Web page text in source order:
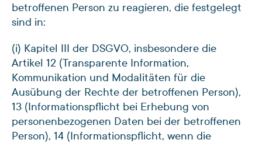
betroffenen Person zu reagieren, die festgelegt
sind in:
(i) Kapitel III der DSGVO, insbesondere die
Artikel 12 (Transparente Information,
Kommunikation und Modalitäten für die
Ausübung der Rechte der betroffenen Person),
13 (Informationspflicht bei Erhebung von
personenbezogenen Daten bei der betroffenen
Person), 14 (Informationspflicht, wenn die